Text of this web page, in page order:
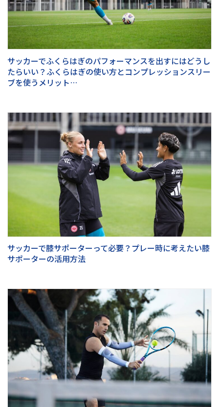
サッカーでふくらはぎのパフォーマンスを出すにはどうし
たらいい？ふくらはぎの使い方とコンプレッションスリー
ブを使うメリット…
サッカーで膝サポーターって必要？プレー時に考えたい膝
サポーターの活用方法